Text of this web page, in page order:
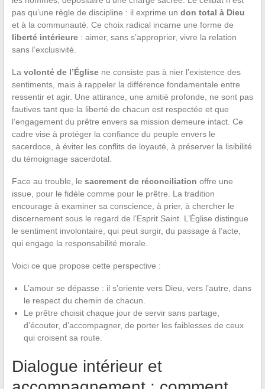
pas qu’une règle de discipline : il exprime un don total à Dieu
et à la communauté. Ce choix radical incarne une forme de
liberté intérieure: aimer, sans s’approprier, vivre la relation
sans l’exclusivité.
La volonté de l’Églisene consiste pas à nier l’existence des
sentiments, mais à rappeler la différence fondamentale entre
ressentir et agir. Une attirance, une amitié profonde, ne sont pas
fautives tant que la liberté de chacun est respectée et que
l’engagement du prêtre envers sa mission demeure intact. Ce
cadre vise à protéger la confiance du peuple envers le
sacerdoce, à éviter les conflits de loyauté, à préserver la lisibilité
du témoignage sacerdotal.
Face au trouble, le sacrement de réconciliation offre une
issue, pour le fidèle comme pour le prêtre. La tradition
encourage à examiner sa conscience, à prier, à chercher le
discernement sous le regard de l’Esprit Saint. L’Église distingue
le sentiment involontaire, qui peut surgir, du passage à l’acte,
qui engage la responsabilité morale.
Voici ce que propose cette perspective :
L’amour se dépasse : il s’oriente vers Dieu, vers l’autre, dans
le respect du chemin de chacun.
Le prêtre choisit chaque jour de servir sans partage,
d’écouter, d’accompagner, de porter les faiblesses de ceux
qui croisent sa route.
Dialogue intérieur et